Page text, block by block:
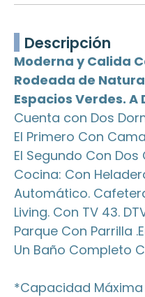
Descripción
Moderna y Calida
Rodeada de
Espacios Verdes. A
Cuenta con Dos
El Primero Con
El Segundo Con
Cocina: Con
Automático.
Living. Con TV 43.
Parque Con Parrilla
Un Baño Completo
*Capacidad